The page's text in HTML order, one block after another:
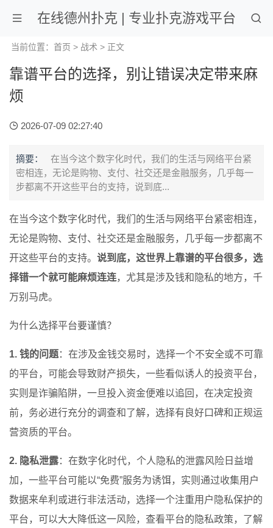
在线德州扑克 | 专业扑克游戏平台
当前位置： 首页 > 战术 > 正文
靠谱平台的选择，别让错误决定带来麻
烦
2026-07-09 02:27:40
摘要：
在当今这个数字化时代，我们的生活与网络平台紧
密相连，无论是购物、支付、社交还是金融服务，几乎每一
步都离不开这些平台的支持，说到底...
在当今这个数字化时代，我们的生活与网络平台紧密相连，
无论是购物、支付、社交还是金融服务，几乎每一步都离不
开这些平台的支持。 说到底，这世界上靠谱的平台很多，选
择错一个就可能麻烦连连，尤其是涉及钱和隐私的地方，千
万别马虎。
为什么选择平台要谨慎？
1. 钱的问题：在涉及金钱交易时，选择一个不安全或不可靠
的平台，可能会导致财产损失，一些看似诱人的投资平台，
实则是诈骗陷阱，一旦投入资金便难以追回，在决定投资
前，务必进行充分的调查和了解，选择有良好口碑和正规运
营资质的平台。
2. 隐私泄露：在数字化时代，个人隐私的泄露风险日益增
加，一些平台可能以“免费”服务为诱饵，实则通过收集用户
数据来牟利或进行非法活动，选择一个注重用户隐私保护的
平台，可以大大降低这一风险，查看平台的隐私政策，了解